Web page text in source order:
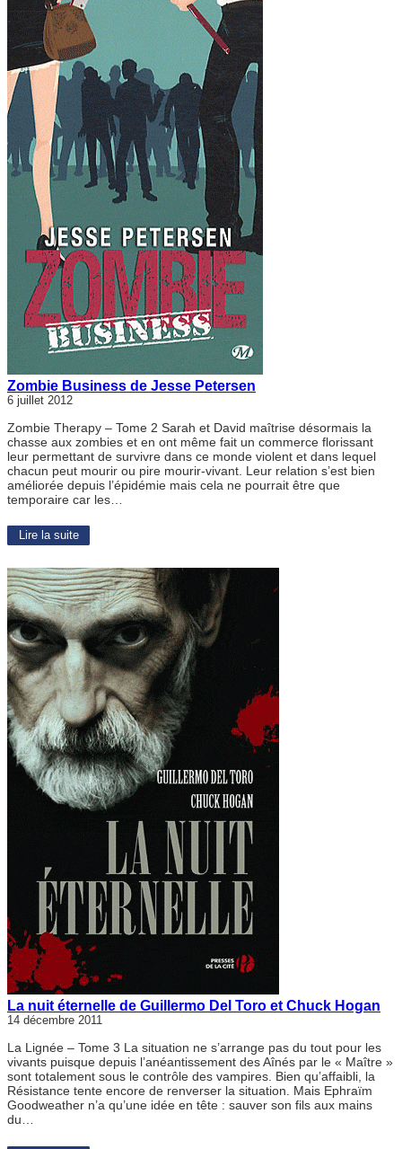
Zombie Business de Jesse Petersen
6 juillet 2012
Zombie Therapy – Tome 2 Sarah et David maîtrise désormais la
chasse aux zombies et en ont même fait un commerce florissant
leur permettant de survivre dans ce monde violent et dans lequel
chacun peut mourir ou pire mourir-vivant. Leur relation s’est bien
améliorée depuis l’épidémie mais cela ne pourrait être que
temporaire car les…
Lire la suite
La nuit éternelle de Guillermo Del Toro et Chuck Hogan
14 décembre 2011
La Lignée – Tome 3 La situation ne s’arrange pas du tout pour les
vivants puisque depuis l’anéantissement des Aînés par le « Maître »
sont totalement sous le contrôle des vampires. Bien qu’affaibli, la
Résistance tente encore de renverser la situation. Mais Ephraïm
Goodweather n’a qu’une idée en tête : sauver son fils aux mains
du…